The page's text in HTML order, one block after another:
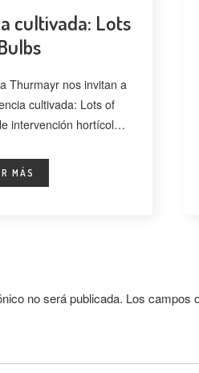
cultivada: Lots
Thurmayr nos invitan a
cultivada: Lots of
intervención hortícola
MÁS
no será publicada. Los campos